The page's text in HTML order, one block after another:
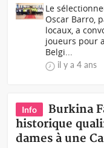
Le
Oscar Barro,
locaux, a
joueurs pour
Belgi...
il y a 4 ans
Info
Burkina
historique
dames à une